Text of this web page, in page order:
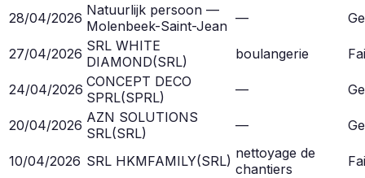
28/04/2026 Natuurlijk persoon —
Molenbeek-Saint-Jean —
27/04/2026 SRL WHITE
DIAMOND(SRL) boulangerie
24/04/2026 CONCEPT DECO
SPRL(SPRL) —
20/04/2026 AZN SOLUTIONS
SRL(SRL) —
10/04/2026 SRL HKMFAMILY(SRL) nettoyage de
chantiers